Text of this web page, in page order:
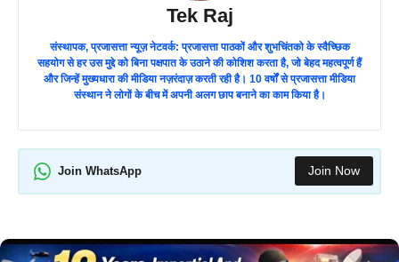
Tek Raj
संस्थापक, प्रजासत्ता न्यूज़ नेटवर्क: प्रजासत्ता पाठकों और शुभचिंतको के स्वैच्छिक
सहयोग से हर उस मुद्दे को बिना पक्षपात के उठाने की कोशिश करता है, जो बेहद महत्वपूर्ण हैं
और जिन्हें मुख्यधारा की मीडिया नज़रंदाज़ करती रही है। 10 वर्षों से प्रजासत्ता मीडिया
संस्थान ने लोगों के बीच में अपनी अलग छाप बनाने का काम किया है।
Join WhatsApp Join Now